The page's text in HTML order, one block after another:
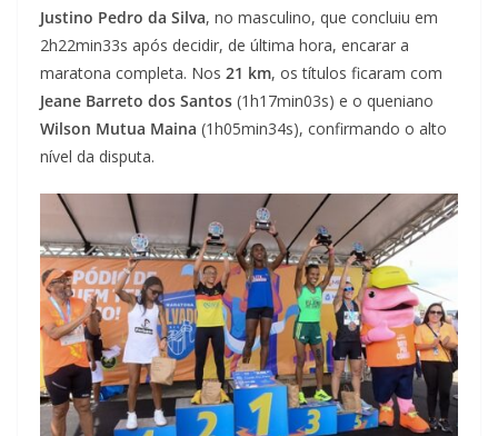
Justino Pedro da Silva, no masculino, que concluiu em
2h22min33s após decidir, de última hora, encarar a
maratona completa. Nos 21 km, os títulos ficaram com
Jeane Barreto dos Santos (1h17min03s) e o queniano
Wilson Mutua Maina (1h05min34s), confirmando o alto
nível da disputa.